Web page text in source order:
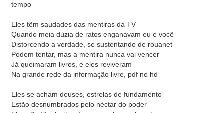
tempo
Eles têm saudades das mentiras da TV
Quando meia dúzia de ratos enganavam eu e você
Distorcendo a verdade, se sustentando de rouanet
Podem tentar, mas a mentira nunca vai vencer
Já queimaram livros, e eles reviveram
Na grande rede da informação livre, pdf no hd
Eles se acham deuses, estrelas de fundamento
Estão desnumbrados pelo néctar do poder